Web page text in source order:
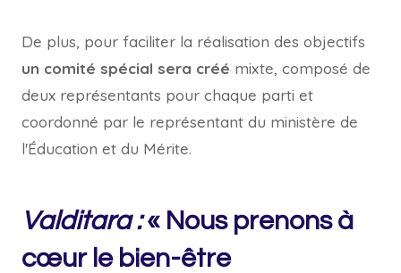
De plus, pour faciliter la réalisation des objectifs
un comité spécial sera créé mixte, composé de
deux représentants pour chaque parti et
coordonné par le représentant du ministère de
l'Éducation et du Mérite.
Valditara :« Nous prenons à
cœur le bien-être